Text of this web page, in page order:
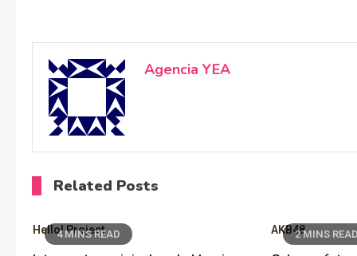
Agencia YEA
Related Posts
4 MINS READ
Hello! Project 2 MINS READ
AKB48